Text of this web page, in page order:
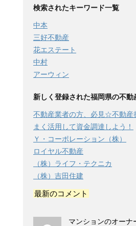
検索されたキーワード一覧
中本
三好不動産
花エステート
中村
アーウィン
新しく登録された福岡県の不動
不動産業者の方、必見☆不動産
まく活用して資金調達しよう！
Ｙ・コーポレーション（株）
ロイヤル不動産
（株）ライフ・テクニカ
（株）吉田住建
最新のコメント
マンションのオーナ